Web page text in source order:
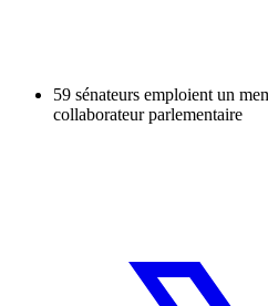
59 sénateurs emploient un
collaborateur parlementaire